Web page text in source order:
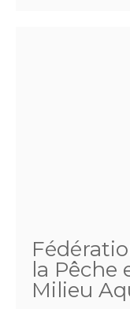
la Pêche
Milieu